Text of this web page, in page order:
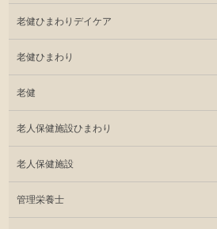
老健ひまわりデイケア
老健ひまわり
老健
老人保健施設ひまわり
老人保健施設
管理栄養士